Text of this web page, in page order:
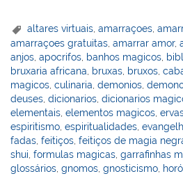
er
e
st
k
e
dI
n
c
e
b
o
o
k
itt
er
ai
l
l
altares virtuais ,amarraçoes ,
amarraçoes gratuitas,amarrar amor,
anjos,apocrifos, banhos magicos,
bruxaria africana, bruxas, bruxos,
magicos,culinaria,demonios,
deuses,dicionarios,dicionarios
elementais,elementos magicos,
espiritismo,espiritualidades,
fadas,feitiços,feitiços de magia
shui,formulas magicas,garrafinhas
glossários,gnomos,gnosticismo,